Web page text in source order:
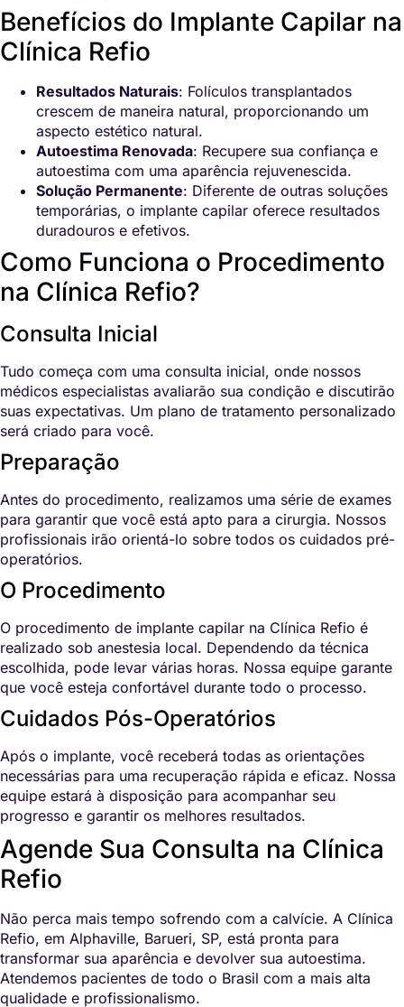
Benefícios do Implante Capilar na
Clínica Refio
Resultados Naturais: Folículos transplantados
crescem de maneira natural, proporcionando um
aspecto estético natural.
Autoestima Renovada: Recupere sua confiança e
autoestima com uma aparência rejuvenescida.
Solução Permanente: Diferente de outras soluções
temporárias, o implante capilar oferece resultados
duradouros e efetivos.
Como Funciona o Procedimento
na Clínica Refio?
Consulta Inicial
Tudo começa com uma consulta inicial, onde nossos
médicos especialistas avaliarão sua condição e discutirão
suas expectativas. Um plano de tratamento personalizado
será criado para você.
Preparação
Antes do procedimento, realizamos uma série de exames
para garantir que você está apto para a cirurgia. Nossos
profissionais irão orientá-lo sobre todos os cuidados pré-
operatórios.
O Procedimento
O procedimento de implante capilar na Clínica Refio é
realizado sob anestesia local. Dependendo da técnica
escolhida, pode levar várias horas. Nossa equipe garante
que você esteja confortável durante todo o processo.
Cuidados Pós-Operatórios
Após o implante, você receberá todas as orientações
necessárias para uma recuperação rápida e eficaz. Nossa
equipe estará à disposição para acompanhar seu
progresso e garantir os melhores resultados.
Agende Sua Consulta na Clínica
Refio
Não perca mais tempo sofrendo com a calvície. A Clínica
Refio, em Alphaville, Barueri, SP, está pronta para
transformar sua aparência e devolver sua autoestima.
Atendemos pacientes de todo o Brasil com a mais alta
qualidade e profissionalismo.